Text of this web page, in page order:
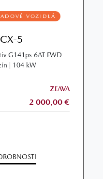
VOZIDLÁ
5
G141ps 6AT FWD
| 104 kW
ZĽAVA
2 000,00 €